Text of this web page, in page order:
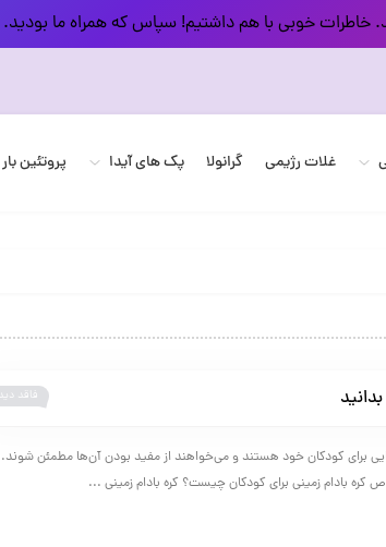
خاطرات خوبی با هم داشتیم! سپاس که همراه ما بودید.
غلات رژیمی گرانولا پک های آیدا پروتئین بار
فاقد
برای کودکان خود هستند و می‌خواهند از مفید بودن آن‌ها مطمئن شوند.
بادام زمینی برای کودکان چیست؟ کره بادام ‌زمینی ...